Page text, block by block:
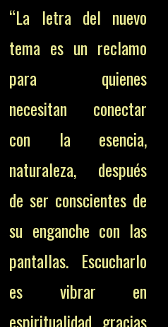
“La letra del nuevo
tema es un reclamo
para quienes
necesitan conectar
con la esencia,
naturaleza, después
de ser conscientes de
su enganche con las
pantallas. Escucharlo
es vibrar en
espiritualidad gracias